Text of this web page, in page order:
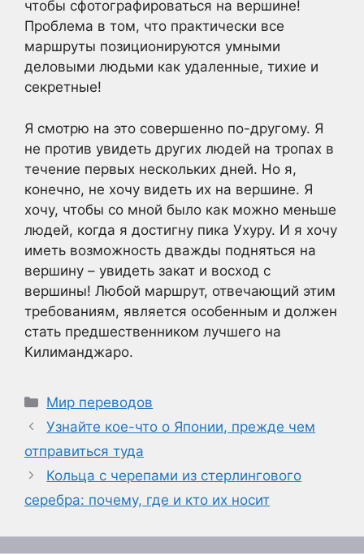
чтобы сфотографироваться на вершине!
Проблема в том, что практически все
маршруты позиционируются умными
деловыми людьми как удаленные, тихие и
секретные!
Я смотрю на это совершенно по-другому. Я
не против увидеть других людей на тропах в
течение первых нескольких дней. Но я,
конечно, не хочу видеть их на вершине. Я
хочу, чтобы со мной было как можно меньше
людей, когда я достигну пика Ухуру. И я хочу
иметь возможность дважды подняться на
вершину – увидеть закат и восход с
вершины! Любой маршрут, отвечающий этим
требованиям, является особенным и должен
стать предшественником лучшего на
Килиманджаро.
Рубрики
Мир переводов
Узнайте кое-что о Японии, прежде чем
отправиться туда
Кольца с черепами из стерлингового
серебра: почему, где и кто их носит